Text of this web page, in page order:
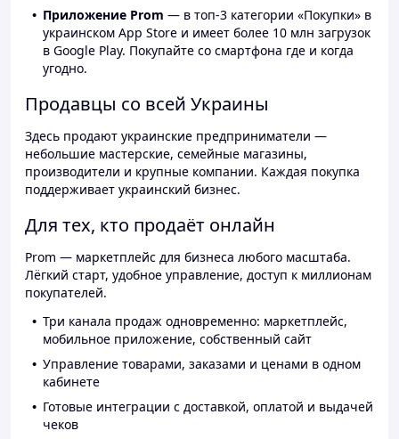
Приложение Prom — в топ-3 категории «Покупки» в
украинском App Store и имеет более 10 млн загрузок
в Google Play. Покупайте со смартфона где и когда
угодно.
Продавцы со всей Украины
Здесь продают украинские предприниматели —
небольшие мастерские, семейные магазины,
производители и крупные компании. Каждая покупка
поддерживает украинский бизнес.
Для тех, кто продаёт онлайн
Prom — маркетплейс для бизнеса любого масштаба.
Лёгкий старт, удобное управление, доступ к миллионам
покупателей.
Три канала продаж одновременно: маркетплейс,
мобильное приложение, собственный сайт
Управление товарами, заказами и ценами в одном
кабинете
Готовые интеграции с доставкой, оплатой и выдачей
чеков